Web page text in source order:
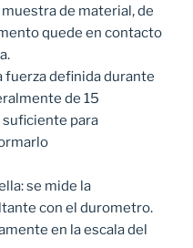
de material, de
quede en contacto
fuerza definida durante
de 15
suficiente para
se mide la
con el durometro.
en la escala del